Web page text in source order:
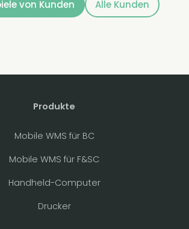
von Kunden Alle Kunden
Produkte
Mobile WMS für BC
Mobile WMS für F&SC
Handheld-Computer
Drucker